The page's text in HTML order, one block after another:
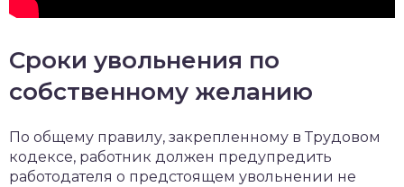
Сроки увольнения по
собственному желанию
По общему правилу, закрепленному в Трудовом
кодексе, работник должен предупредить
работодателя о предстоящем увольнении не